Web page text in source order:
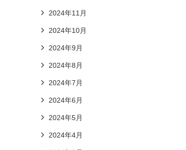
2024年11月
2024年10月
2024年9月
2024年8月
2024年7月
2024年6月
2024年5月
2024年4月